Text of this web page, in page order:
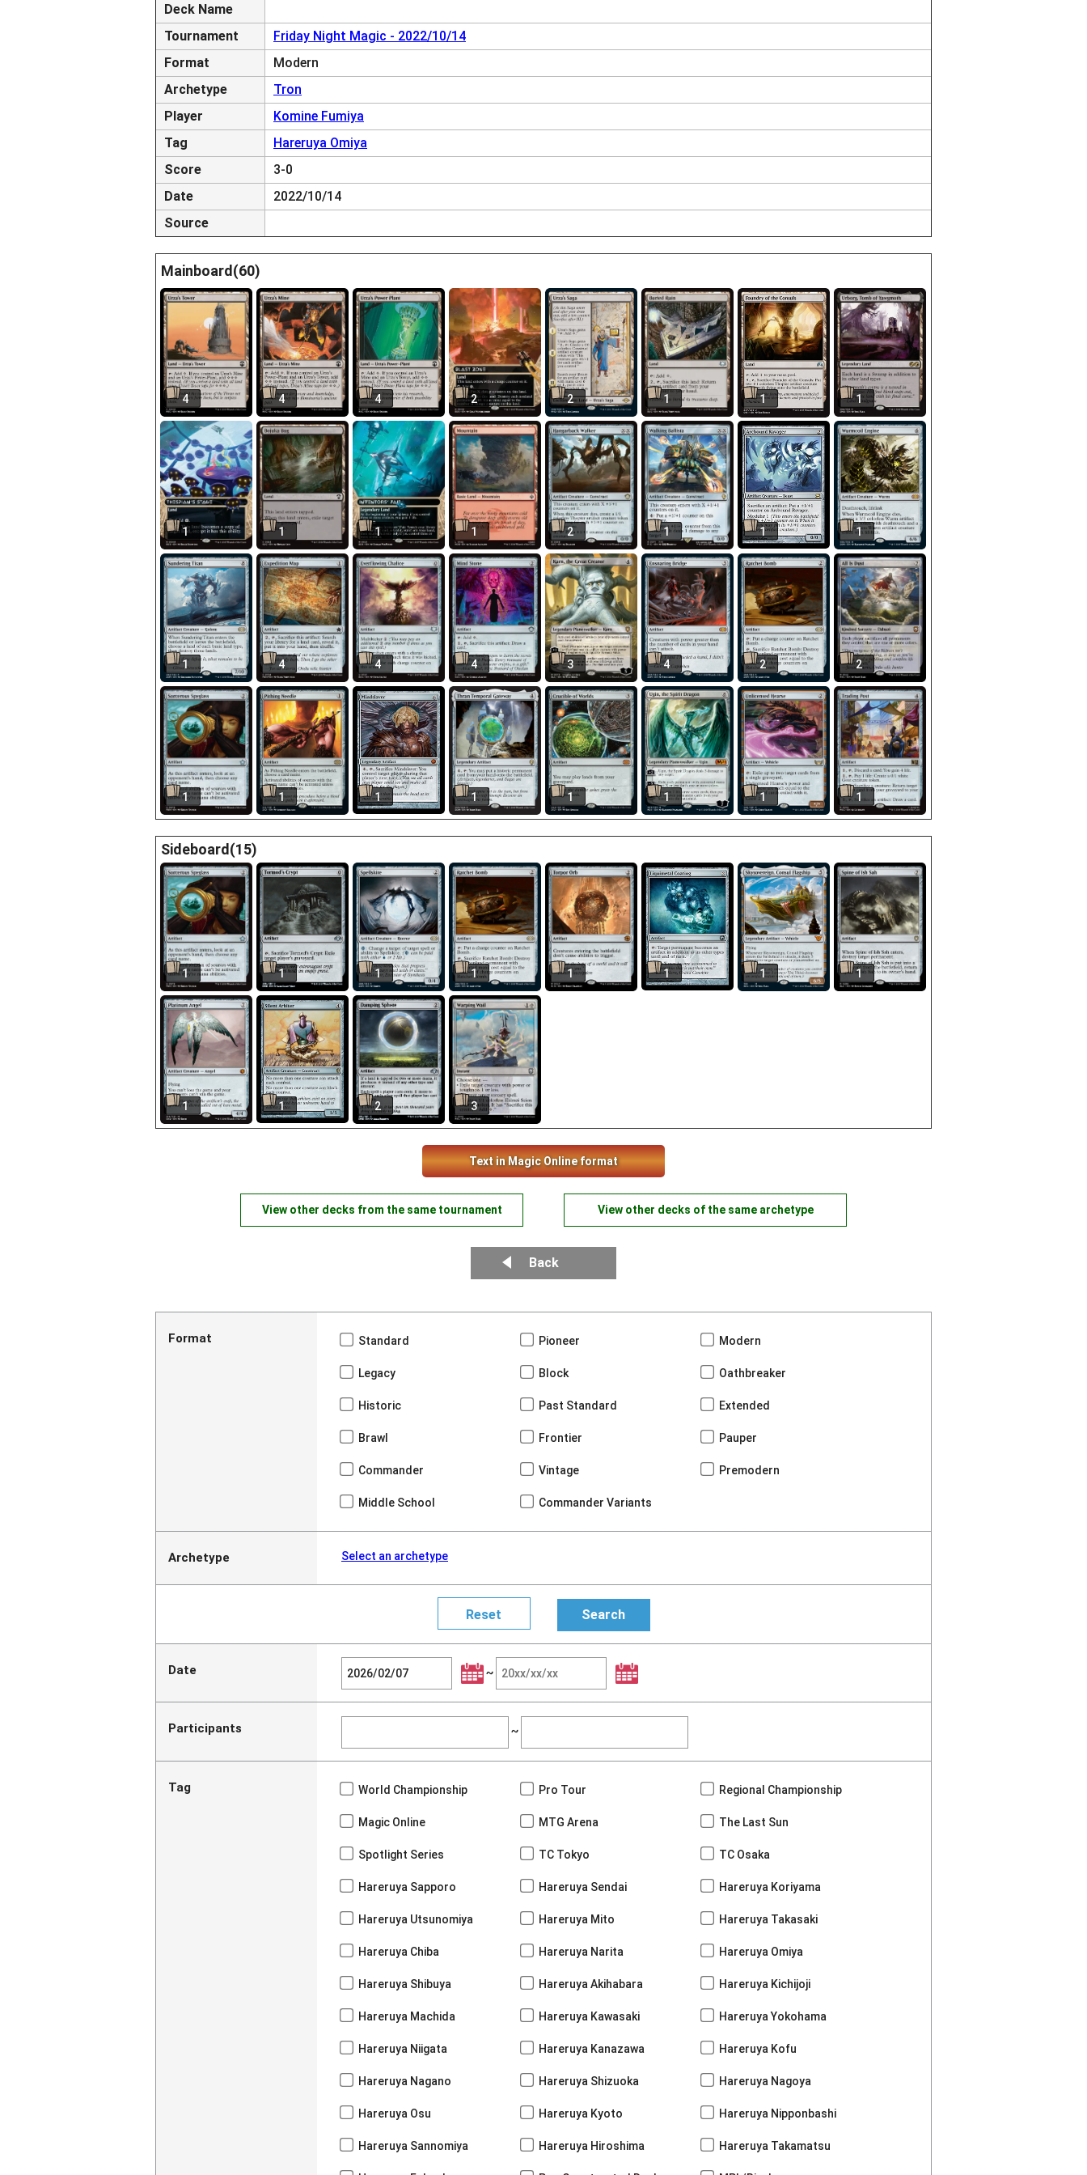
Deck Name
Tournament
Friday Night Magic - 2022/10/14
Format
Modern
Archetype
Tron
Player
Komine Fumiya
Tag
Hareruya Omiya
Score
3-0
Date
2022/10/14
Source
Mainboard(60)
4 4 4 2 2 1 1 1
1 1 1 1 2 1 1 1
1 4 4 4 3 4 2 2
1 1 1 1 1 1 1 1
Sideboard(15)
1 1 1 1 1 1 1 1
1 1 2 3
Text in Magic Online format
View other decks from the same tournament View other decks of the same archetype
Back
Format Standard Pioneer Modern
Legacy Block Oathbreaker
Historic Past Standard Extended
Brawl Frontier Pauper
Commander Vintage Premodern
Middle School Commander Variants
Archetype Select an archetype
Date ~
Participants ~
Tag World Championship Pro Tour Regional Championship
Magic Online MTG Arena The Last Sun
Spotlight Series TC Tokyo TC Osaka
Hareruya Sapporo Hareruya Sendai Hareruya Koriyama
Hareruya Utsunomiya Hareruya Mito Hareruya Takasaki
Hareruya Chiba Hareruya Narita Hareruya Omiya
Hareruya Shibuya Hareruya Akihabara Hareruya Kichijoji
Hareruya Machida Hareruya Kawasaki Hareruya Yokohama
Hareruya Niigata Hareruya Kanazawa Hareruya Kofu
Hareruya Nagano Hareruya Shizuoka Hareruya Nagoya
Hareruya Osu Hareruya Kyoto Hareruya Nipponbashi
Hareruya Sannomiya Hareruya Hiroshima Hareruya Takamatsu